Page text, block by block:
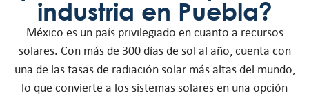
industria en Puebla?
México es un país privilegiado en cuanto a recursos
solares. Con más de 300 días de sol al año, cuenta con
una de las tasas de radiación solar más altas del mundo,
lo que convierte a los sistemas solares en una opción